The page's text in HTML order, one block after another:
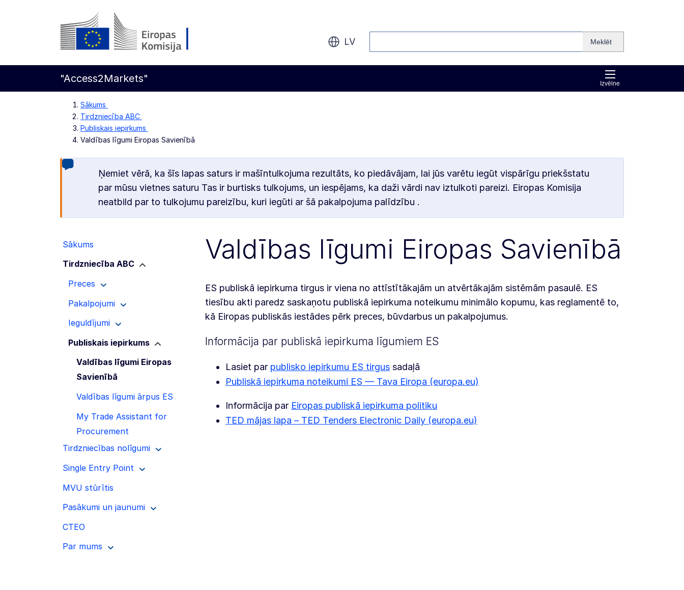
Pāriet uz galveno saturu
LV Meklēt
Izvēlne
"Access2Markets"
Sākums
Tirdzniecība ABC
Publiskais iepirkums
Valdības līgumi Eiropas Savienībā
Ņemiet vērā, ka šīs lapas saturs ir mašīntulkojuma rezultāts, ko piedāvājam, lai jūs varētu iegūt vispārīgu priekšstatu
par mūsu vietnes saturu Tas ir burtisks tulkojums, un iespējams, ka daži vārdi nav iztulkoti pareizi. Eiropas Komisija
neatbild par to tulkojumu pareizību, kuri iegūti ar šā pakalpojuma palīdzību .
Sākums
Tirdzniecība ABC
Preces
Pakalpojumi
Ieguldījumi
Publiskais iepirkums
Valdības līgumi Eiropas
Savienībā
Valdības līgumi ārpus ES
My Trade Assistant for
Procurement
Tirdzniecības nolīgumi
Single Entry Point
MVU stūrītis
Pasākumi un jaunumi
CTEO
Par mums
Valdības līgumi Eiropas Savienībā
ES publiskā iepirkuma tirgus ir viena no attīstītākajām un atvērtākajām sistēmām pasaulē. ES
tiesību akti paredz saskaņotu publiskā iepirkuma noteikumu minimālo kopumu, kas reglamentē to,
kā Eiropas publiskās iestādes pērk preces, būvdarbus un pakalpojumus.
Informācija par publiskā iepirkuma līgumiem ES
Lasiet par publisko iepirkumu ES tirgus sadaļā
Publiskā iepirkuma noteikumi ES — Tava Eiropa (europa.eu)
Informācija par Eiropas publiskā iepirkuma politiku
TED mājas lapa – TED Tenders Electronic Daily (europa.eu)